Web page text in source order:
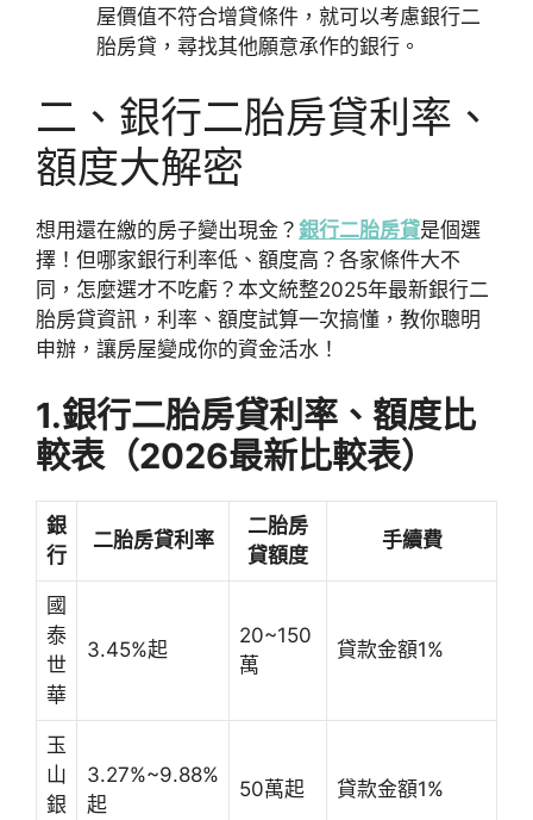
屋價值不符合增貸條件，就可以考慮銀行二
胎房貸，尋找其他願意承作的銀行。
二、銀行二胎房貸利率、
額度大解密
想用還在繳的房子變出現金？ 銀行二胎房貸是個選
擇！但哪家銀行利率低、額度高？各家條件大不
同，怎麼選才不吃虧？本文統整2025年最新銀行二
胎房貸資訊，利率、額度試算一次搞懂，教你聰明
申辦，讓房屋變成你的資金活水！
1.銀行二胎房貸利率、額度比
較表（2026最新比較表）
銀
行
二胎房貸利率
二胎房
貸額度
手續費
國
泰
世
華
3.45%起
20~150
萬
貸款金額1%
玉
山
銀
3.27%~9.88%
起
50萬起 貸款金額1%